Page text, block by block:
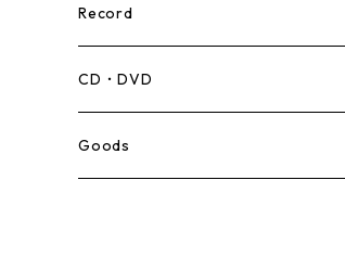
Record
Mento,Calypso,Ballad
Ska
CD・DVD
Goods